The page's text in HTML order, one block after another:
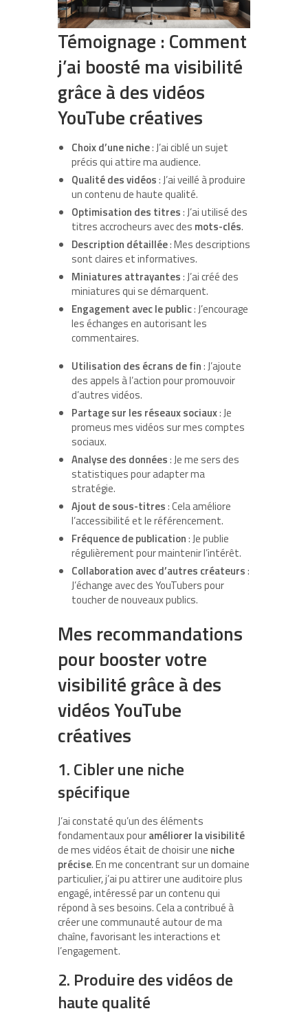
Témoignage : Comment
j’ai boosté ma visibilité
grâce à des vidéos
YouTube créatives
Choix d’une niche: J’ai ciblé un sujet
précis qui attire ma audience.
Qualité des vidéos: J’ai veillé à produire
un contenu de haute qualité.
Optimisation des titres: J’ai utilisé des
titres accrocheurs avec des mots-clés.
Description détaillée: Mes descriptions
sont claires et informatives.
Miniatures attrayantes: J’ai créé des
miniatures qui se démarquent.
Engagement avec le public: J’encourage
les échanges en autorisant les
commentaires.
Utilisation des écrans de fin: J’ajoute
des appels à l’action pour promouvoir
d’autres vidéos.
Partage sur les réseaux sociaux: Je
promeus mes vidéos sur mes comptes
sociaux.
Analyse des données: Je me sers des
statistiques pour adapter ma
stratégie.
Ajout de sous-titres: Cela améliore
l’accessibilité et le référencement.
Fréquence de publication: Je publie
régulièrement pour maintenir l’intérêt.
Collaboration avec d’autres créateurs:
J’échange avec des YouTubers pour
toucher de nouveaux publics.
Mes recommandations
pour booster votre
visibilité grâce à des
vidéos YouTube
créatives
1. Cibler une niche
spécifique
J’ai constaté qu’un des éléments
fondamentaux pouraméliorer la visibilité
de mes vidéos était de choisir une niche
précise. En me concentrant sur un domaine
particulier, j’ai pu attirer une auditoire plus
engagé, intéressé par un contenu qui
répond à ses besoins. Cela a contribué à
créer une communauté autour de ma
chaîne, favorisant les interactions et
l’engagement.
2. Produire des vidéos de
haute qualité